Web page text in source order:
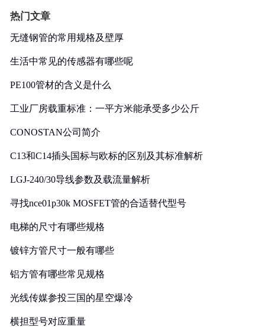
热门文章
无缝钢管的常用规格及壁厚
生活中常见的传感器有哪些呢
PE100管材的含义是什么
工业厂房载重标准：一平方米能承受多少公斤
CONOSTAN公司简介
C13和C14插头国标与欧标的区别及其标准解析
LGJ-240/30导线参数及载流量解析
寻找nce01p30k MOSFET管的合适替代型号
电梯的尺寸有哪些规格
镀锌方管尺寸一般有哪些
铝方管有哪些常见规格
光线传媒参投三国的星空爆冷
横担型号对应重量